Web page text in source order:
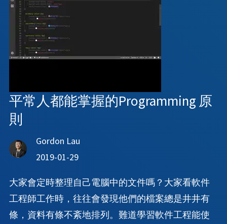
平常人都能掌握的Programming 原
則
Gordon Lau
2019-01-29
大家會定時整理自己電腦中的文件嗎？大家看軟件
工程師工作時，往往會發現他們的檔案總是井井有
條，資料有條不紊地排列。難道學習軟件工程能使